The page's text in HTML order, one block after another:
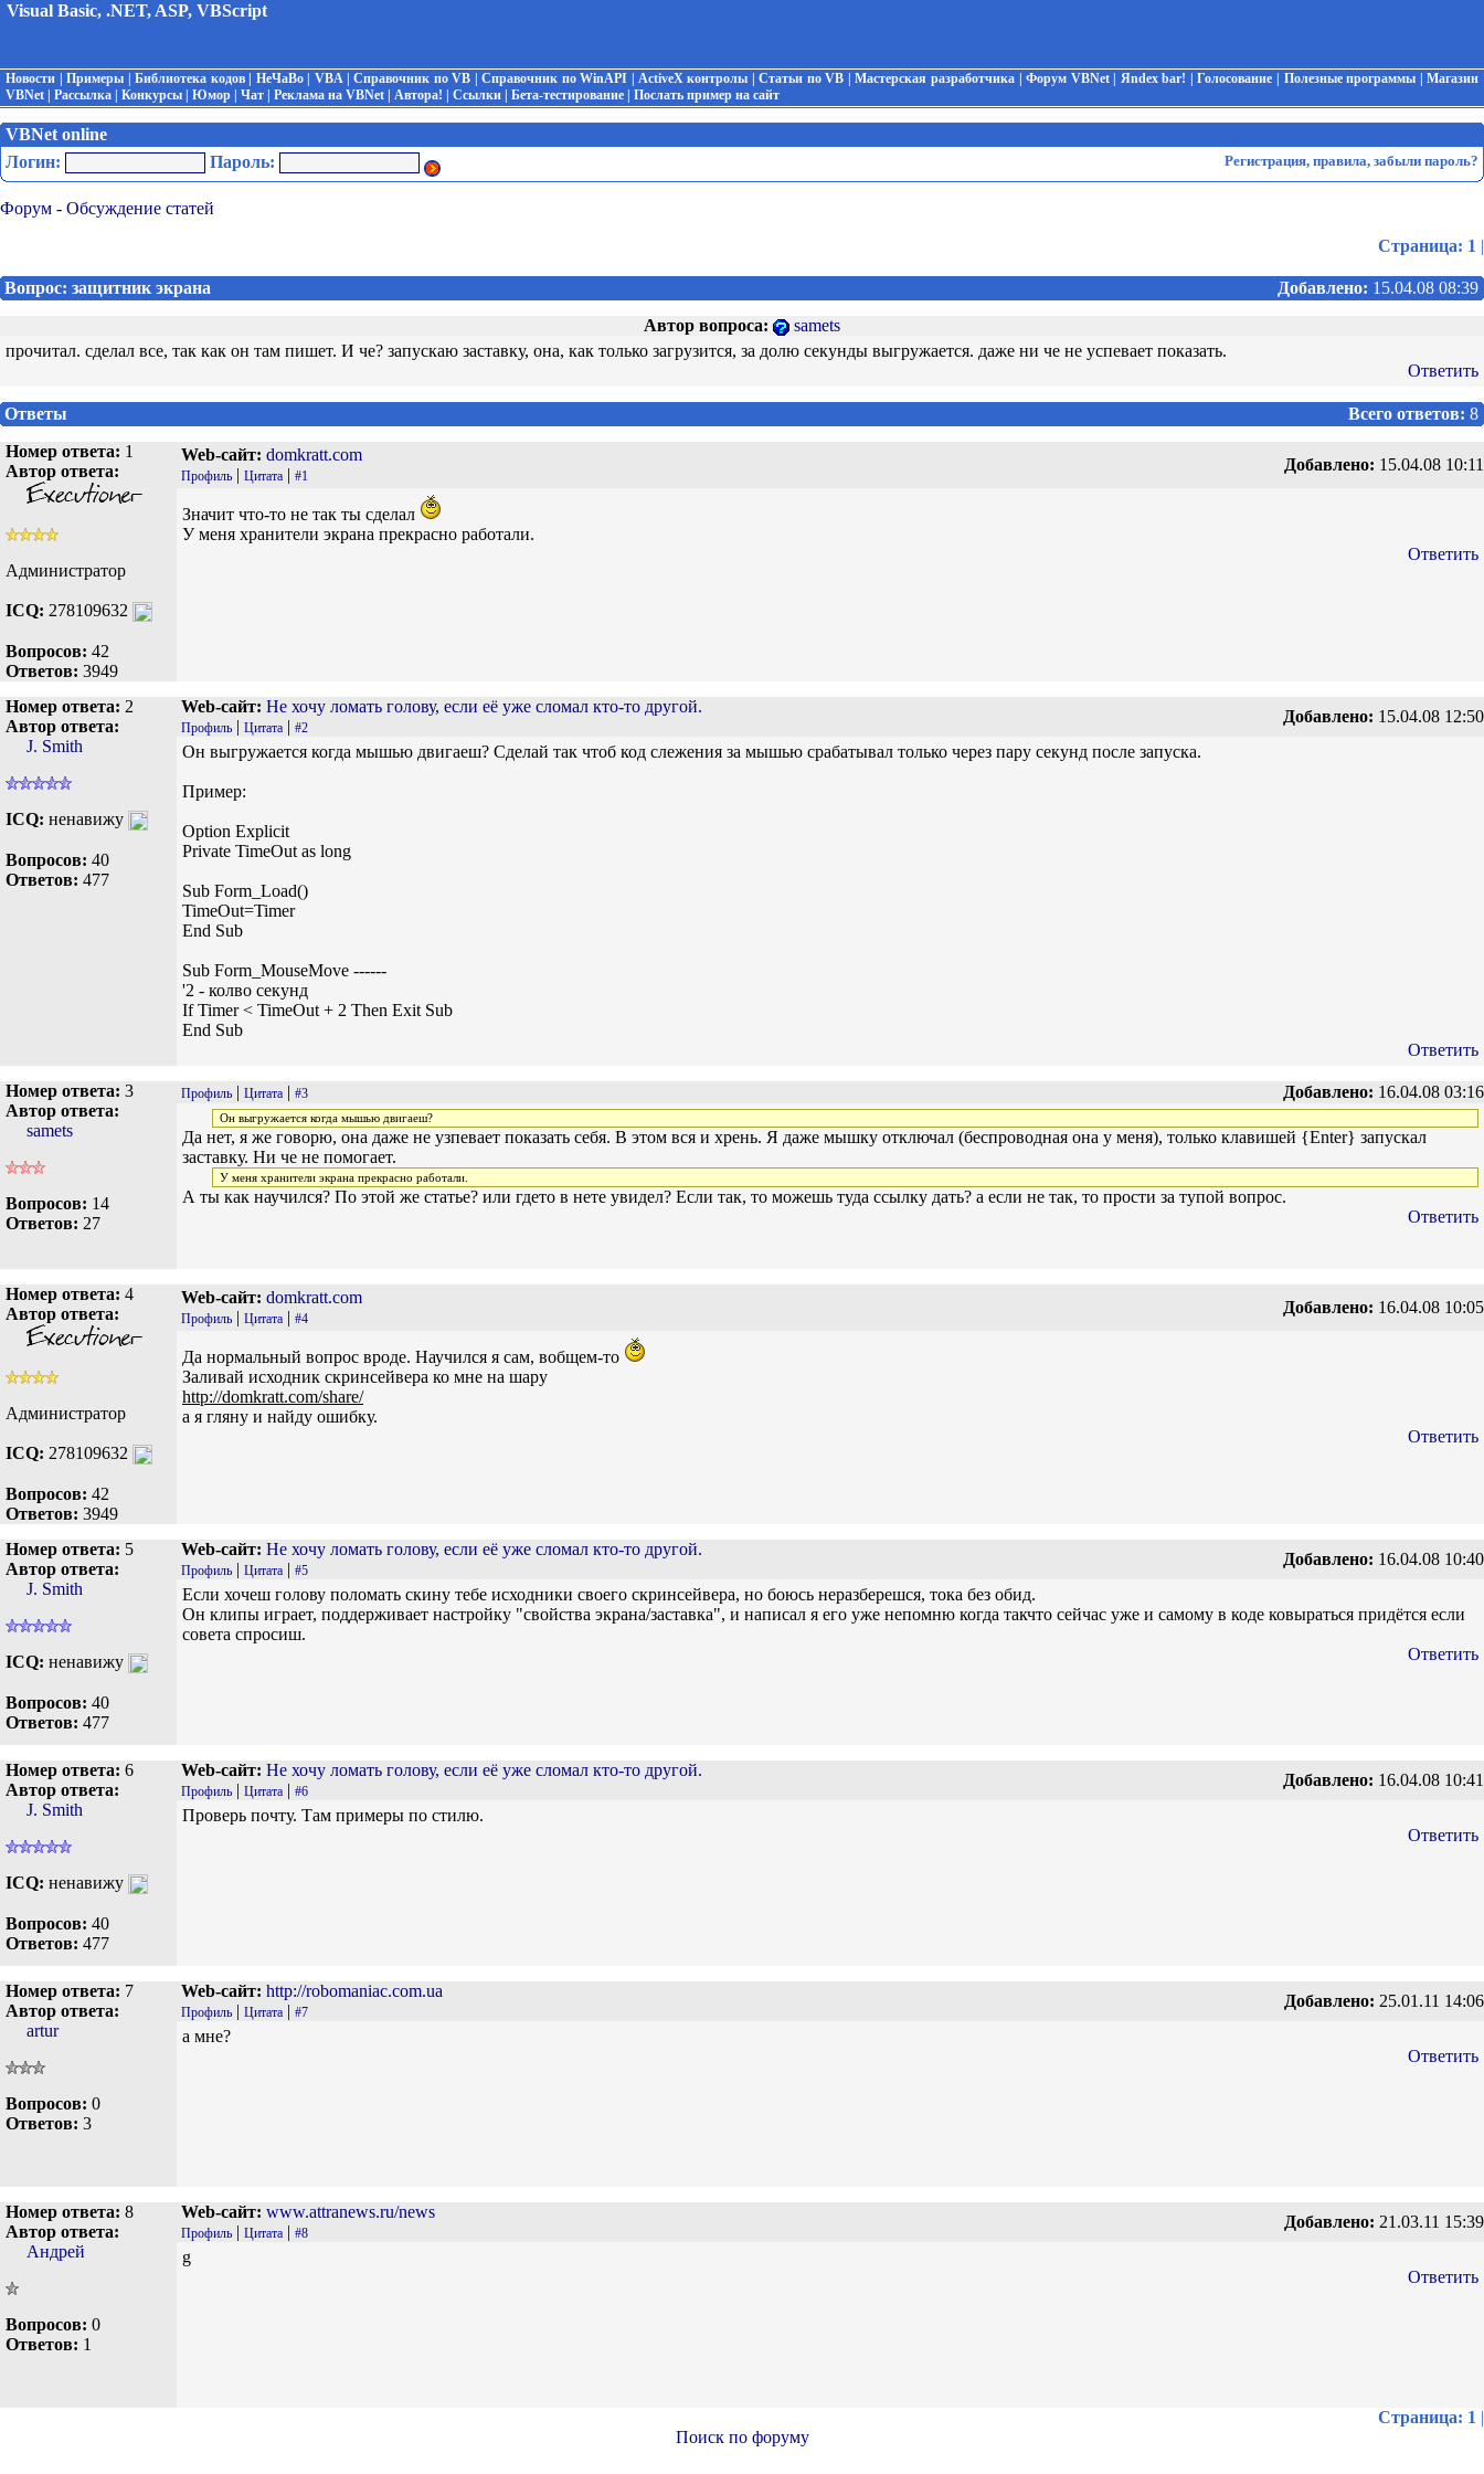
Visual Basic, .NET, ASP, VBScript
Новости |Примеры |Библиотека кодов| НеЧаВо| VBA|Справочник по VB |Справочник по WinAPI ActiveX контролы |Статьи по VB |Мастерская разработчика |Форум VBNet| Яndex bar! |Голосование Полезные программы |Магазин
VBNet
Рассылка Конкурсы Юмор Чат Реклама на VBNet Автора! Ссылки Бета-тестирование Послать пример на сайт
VBNet online
Логин:
Пароль: Регистрация, правила, забыли пароль?
Форум - Обсуждение статей
Страница: 1 |
Вопрос: защитник экрана Добавлено: 15.04.08 08:39
Автор вопроса:
samets
прочитал. сделал все, так как он там пишет. И че? запускаю заставку, она, как только загрузится, за долю секунды выгружается. даже ни че не успевает показать.
Ответить
Ответы Всего ответов: 8
Номер ответа: 1
Автор ответа:
Администратор
ICQ: 278109632
Вопросов: 42
Ответов: 3949
Web-сайт: domkratt.com
Профиль | Цитата | #1
Добавлено: 15.04.08 10:11
Значит что-то не так ты сделал
У меня хранители экрана прекрасно работали.
Ответить
Номер ответа: 2
Автор ответа:
J. Smith
ICQ: ненавижу
Вопросов: 40
Ответов: 477
Web-сайт: Не хочу ломать голову, если её уже сломал кто-то другой.
Профиль | Цитата | #2
Добавлено: 15.04.08 12:50
Он выгружается когда мышью двигаеш? Сделай так чтоб код слежения за мышью срабатывал только через пару секунд после запуска.
Пример:
Option Explicit
Private TimeOut as long
Sub Form_Load()
TimeOut=Timer
End Sub
Sub Form_MouseMove ------
'2 - колво секунд
If Timer < TimeOut + 2 Then Exit Sub
End Sub
Ответить
Номер ответа: 3
Автор ответа:
samets
Вопросов: 14
Ответов: 27
Профиль | Цитата | #3 Добавлено: 16.04.08 03:16
Он выгружается когда мышью двигаеш?
Да нет, я же говорю, она даже не узпевает показать себя. В этом вся и хрень. Я даже мышку отключал (беспроводная она у меня), только клавишей {Enter} запускал
заставку. Ни че не помогает.
У меня хранители экрана прекрасно работали.
А ты как научился? По этой же статье? или гдето в нете увидел? Если так, то можешь туда ссылку дать? а если не так, то прости за тупой вопрос.
Ответить
Номер ответа: 4
Автор ответа:
Администратор
ICQ: 278109632
Вопросов: 42
Ответов: 3949
Web-сайт: domkratt.com
Профиль | Цитата | #4
Добавлено: 16.04.08 10:05
Да нормальный вопрос вроде. Научился я сам, вобщем-то
Заливай исходник скринсейвера ко мне на шару
http://domkratt.com/share/
а я гляну и найду ошибку.
Ответить
Номер ответа: 5
Автор ответа:
J. Smith
ICQ: ненавижу
Вопросов: 40
Ответов: 477
Web-сайт: Не хочу ломать голову, если её уже сломал кто-то другой.
Профиль | Цитата | #5
Добавлено: 16.04.08 10:40
Если хочеш голову поломать скину тебе исходники своего скринсейвера, но боюсь неразберешся, тока без обид.
Он клипы играет, поддерживает настройку "свойства экрана/заставка", и написал я его уже непомню когда такчто сейчас уже и самому в коде ковыраться придётся если
совета спросиш.
Ответить
Номер ответа: 6
Автор ответа:
J. Smith
ICQ: ненавижу
Вопросов: 40
Ответов: 477
Web-сайт: Не хочу ломать голову, если её уже сломал кто-то другой.
Профиль | Цитата | #6
Добавлено: 16.04.08 10:41
Проверь почту. Там примеры по стилю.
Ответить
Номер ответа: 7
Автор ответа:
artur
Вопросов: 0
Ответов: 3
Web-сайт: http://robomaniac.com.ua
Профиль | Цитата | #7
Добавлено: 25.01.11 14:06
а мне?
Ответить
Номер ответа: 8
Автор ответа:
Андрей
Вопросов: 0
Ответов: 1
Web-сайт: www.attranews.ru/news
Профиль | Цитата | #8
Добавлено: 21.03.11 15:39
g
Ответить
Страница: 1 |
Поиск по форуму